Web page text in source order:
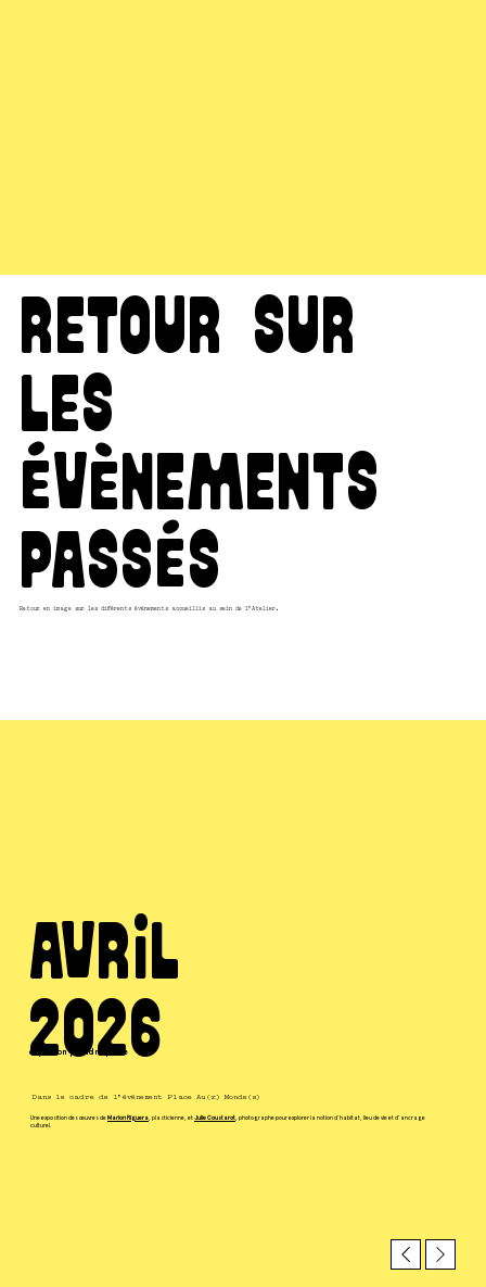
retour sur
les
évènements
passés
Retour en image sur les différents évènements accueillis au sein de l'Atelier.
avril
2026
exposition prendre place
Dans le cadre de l’événement Place Au(x) Monde(s)
Une exposition des œuvres deMarion Riguera, plasticienne, etJulie Coustarot, photographe pour explorer la notion d’habitat, lieu de vie et d’ancrage
culturel.